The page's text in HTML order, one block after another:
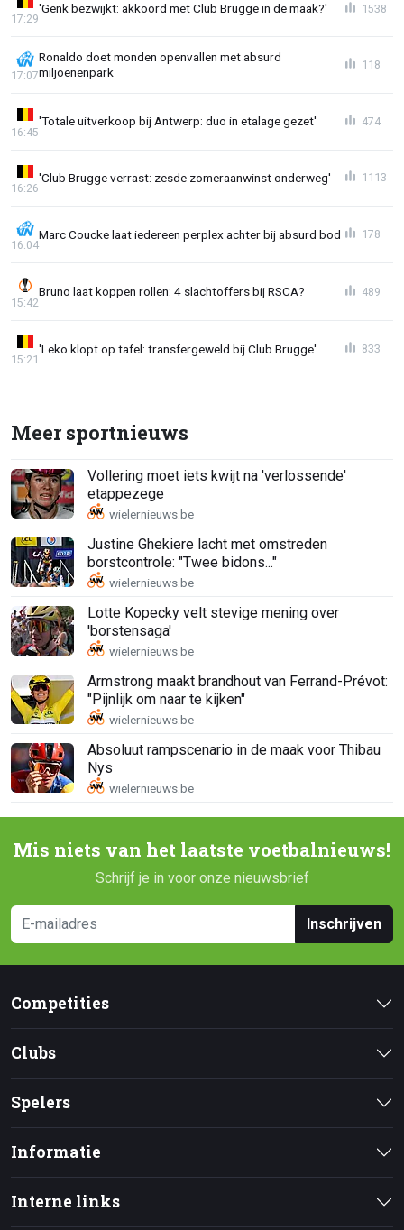
'Genk bezwijkt: akkoord met Club Brugge in de maak?'
17:29
1538
Ronaldo doet monden openvallen met absurd
miljoenenpark
17:07
118
'Totale uitverkoop bij Antwerp: duo in etalage gezet'
16:45
474
'Club Brugge verrast: zesde zomeraanwinst onderweg'
16:26
1113
Marc Coucke laat iedereen perplex achter bij absurd bod
16:04
178
Bruno laat koppen rollen: 4 slachtoffers bij RSCA?
15:42
489
'Leko klopt op tafel: transfergeweld bij Club Brugge'
15:21
833
Meer sportnieuws
Vollering moet iets kwijt na 'verlossende'
etappezege
Justine Ghekiere lacht met omstreden
borstcontrole: "Twee bidons..."
Lotte Kopecky velt stevige mening over
'borstensaga'
Armstrong maakt brandhout van Ferrand-Prévot:
"Pijnlijk om naar te kijken"
Absoluut rampscenario in de maak voor Thibau
Nys
Mis niets van het laatste voetbalnieuws!
Schrijf je in voor onze nieuwsbrief
Inschrijven
Competities
Clubs
Spelers
Informatie
Interne links